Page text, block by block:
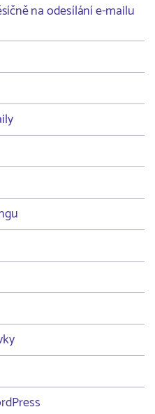
na odesílání e-mailu